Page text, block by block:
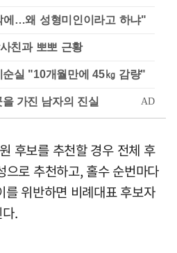
에…왜 성형미인이라고 하냐"
친과 뽀뽀 근황
실 "10개월만에 45㎏ 감량"
후보를 추천할 경우 전체 후
로 추천하고, 홀수 순번마다
를 위반하면 비례대표 후보자
.